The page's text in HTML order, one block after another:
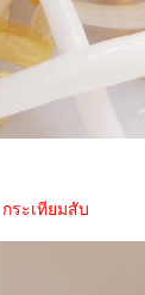
กระเทียมสับ